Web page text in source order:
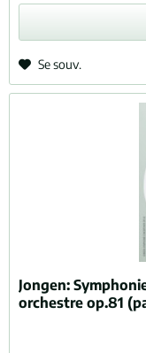
Se souv.
Jongen:
orchestre op.81